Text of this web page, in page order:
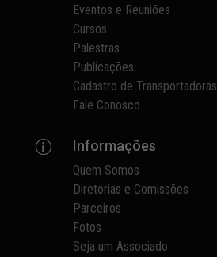
Eventos e Reuniões
Cursos
Palestras
Publicações
Cadastro de Transportadoras
Fale Conosco
p Informações
Quem Somos
Diretorias e Comissões
Parceiros
Fotos
Seja um Associado